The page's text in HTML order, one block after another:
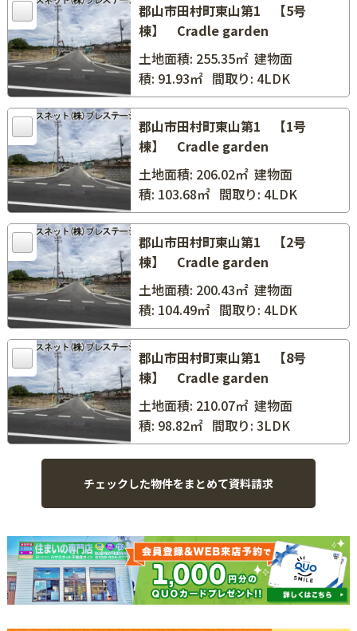
郡山市田村町東山第1 【5号
棟】 Cradle garden
土地面積: 255.35㎡建物面
積: 91.93㎡ 間取り: 4LDK
郡山市田村町東山第1 【1号
棟】 Cradle garden
土地面積: 206.02㎡建物面
積: 103.68㎡ 間取り: 4LDK
郡山市田村町東山第1 【2号
棟】 Cradle garden
土地面積: 200.43㎡建物面
積: 104.49㎡ 間取り: 4LDK
郡山市田村町東山第1 【8号
棟】 Cradle garden
土地面積: 210.07㎡建物面
積: 98.82㎡ 間取り: 3LDK